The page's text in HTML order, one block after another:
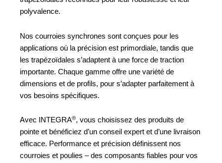
polyvalence.
Nos courroies synchrones sont conçues pour les
applications où la précision est primordiale, tandis que
les trapézoïdales s’adaptent à une force de traction
importante. Chaque gamme offre une variété de
dimensions et de profils, pour s’adapter parfaitement à
vos besoins spécifiques.
Avec INTEGRA®, vous choisissez des produits de
pointe et bénéficiez d’un conseil expert et d’une livraison
efficace. Performance et précision définissent nos
courroies et poulies – des composants fiables pour vos